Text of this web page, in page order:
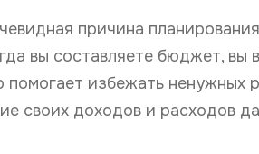
причина
вы составляете бюджет, вы
помогает избежать ненужных
своих доходов и расходов